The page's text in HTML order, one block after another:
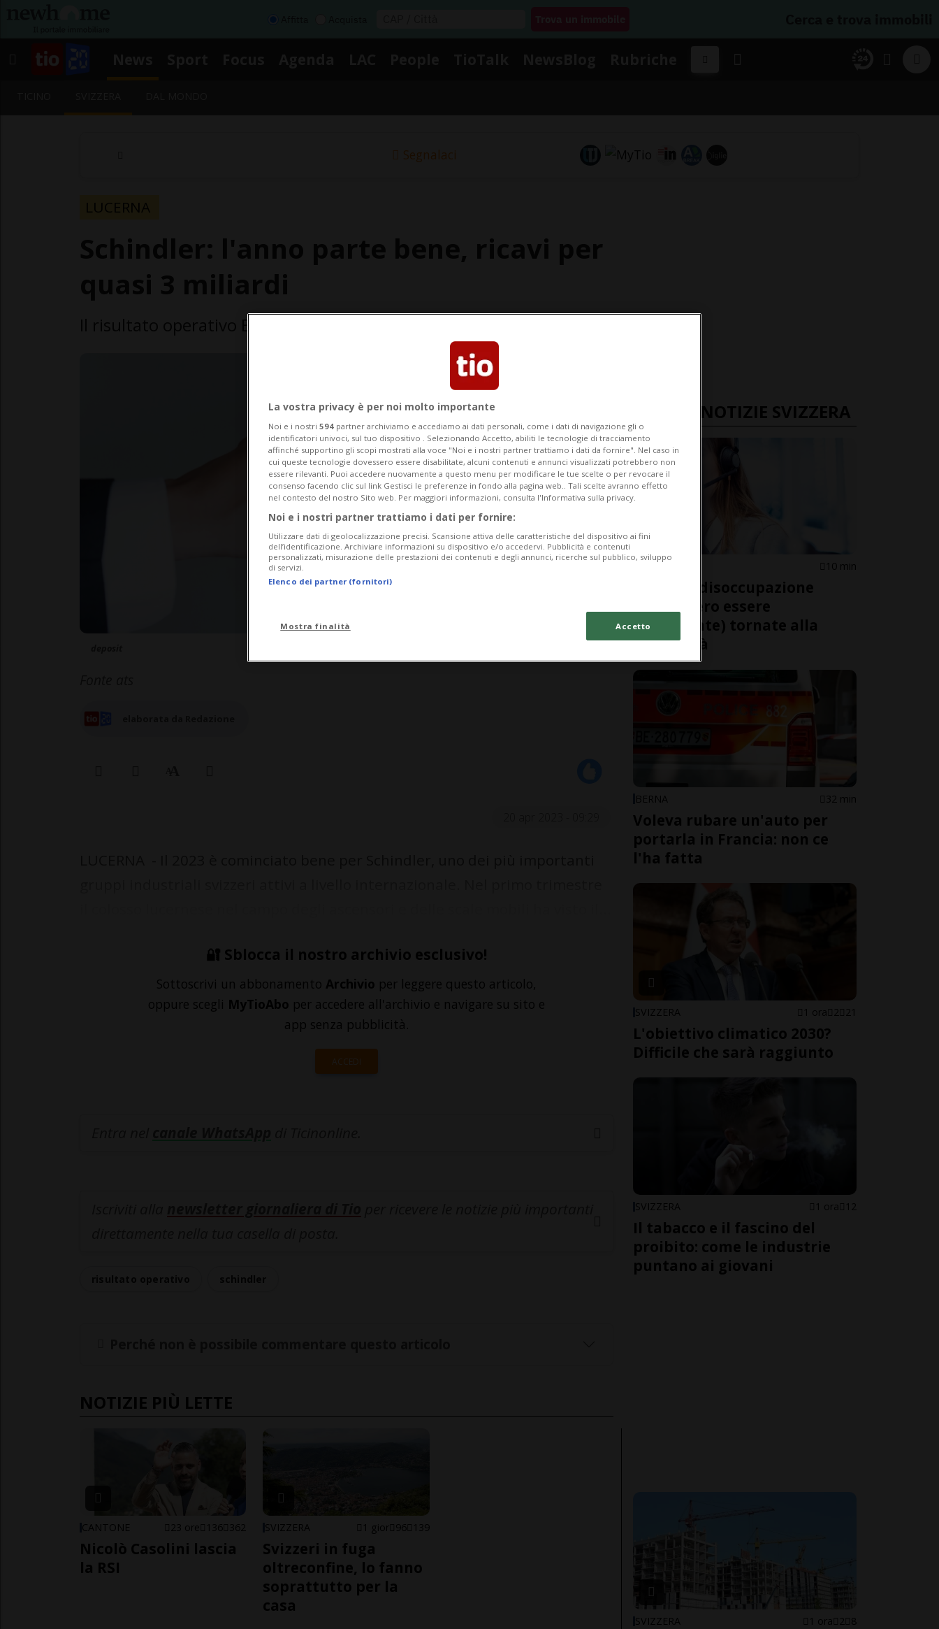
Segnalaci
LUCERNA
🔐 Sblocca il nostro archivio esclusivo!
Sottoscrivi un abbonamento Archivio per leggere questo articolo,
oppure scegli MyTioAbo per accedere all'archivio e navigare su sito e
app senza pubblicità.
ACCEDI
NOTIZIE PIÙ LETTE
CANTONE 23 ore 136 362
Nicolò Casolini lascia
la RSI
SVIZZERA 1 gior 96 139
Svizzeri in fuga
oltreconfine, lo fanno
soprattutto per la
casa
ULTIME NOTIZIE SVIZZERA
SVIZZERA 10 min
Le Casse disoccupazione
dovrebbero essere
(finalmente) tornate alla
normalità
BERNA 32 min
Voleva rubare un'auto per
portarla in Francia: non ce
l'ha fatta
SVIZZERA 1 ora 2 21
L'obiettivo climatico 2030?
Difficile che sarà raggiunto
SVIZZERA 1 ora 12
Il tabacco e il fascino del
proibito: come le industrie
puntano ai giovani
SVIZZERA 1 ora 2 8
La vostra privacy è per noi molto importante
Noi e i nostri 594 partner archiviamo e accediamo ai dati personali, come i dati di navigazione gli o
identificatori univoci, sul tuo dispositivo . Selezionando Accetto, abiliti le tecnologie di tracciamento
affinché supportino gli scopi mostrati alla voce "Noi e i nostri partner trattiamo i dati da fornire". Nel caso in
cui queste tecnologie dovessero essere disabilitate, alcuni contenuti e annunci visualizzati potrebbero non
essere rilevanti. Puoi accedere nuovamente a questo menu per modificare le tue scelte o per revocare il
consenso facendo clic sul link Gestisci le preferenze in fondo alla pagina web.. Tali scelte avranno effetto
nel contesto del nostro Sito web. Per maggiori informazioni, consulta l'Informativa sulla privacy.
Noi e i nostri partner trattiamo i dati per fornire:
Utilizzare dati di geolocalizzazione precisi. Scansione attiva delle caratteristiche del dispositivo ai fini
dell’identificazione. Archiviare informazioni su dispositivo e/o accedervi. Pubblicità e contenuti
personalizzati, misurazione delle prestazioni dei contenuti e degli annunci, ricerche sul pubblico, sviluppo
di servizi.
Elenco dei partner (fornitori)
Mostra finalità Accetto